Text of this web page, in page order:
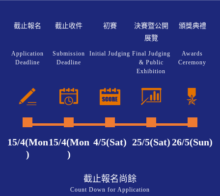
截止報名 截止收件 初賽
決賽暨公開
展覽
頒獎典禮
Application
Deadline
Submission
Deadline
Initial Judging Final Judging
& Public
Exhibition
Awards
Ceremony
15/4(Mon
)
15/4(Mon
)
4/5(Sat) 25/5(Sat)26/5(Sun)
截止報名尚餘
Count Down for Application